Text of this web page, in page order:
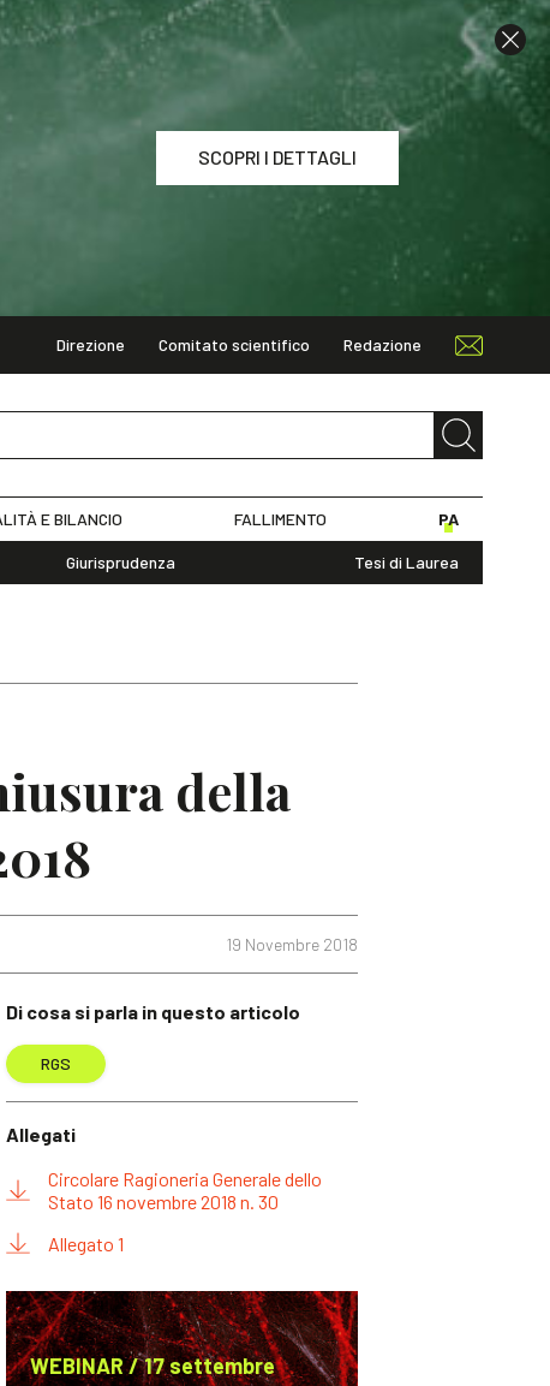
SCOPRI I DETTAGLI
I DETTAGLI
Direzione Comitato scientifico Redazione
E BILANCIO FALLIMENTO PA
Giurisprudenza Tesi di Laurea
della
19 Novembre 2018
Di cosa si parla in questo articolo
RGS
Allegati
Circolare Ragioneria Generale dello
Stato 16 novembre 2018 n. 30
Allegato 1
WEBINAR / 17 settembre